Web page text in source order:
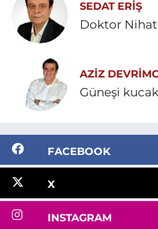
SEDAT ERİŞ
AZIZ
Güneşi
FACEBOOK
X
INSTAGRAM